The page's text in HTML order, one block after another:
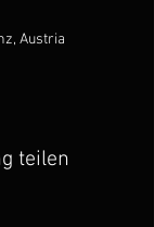
Austria
teilen